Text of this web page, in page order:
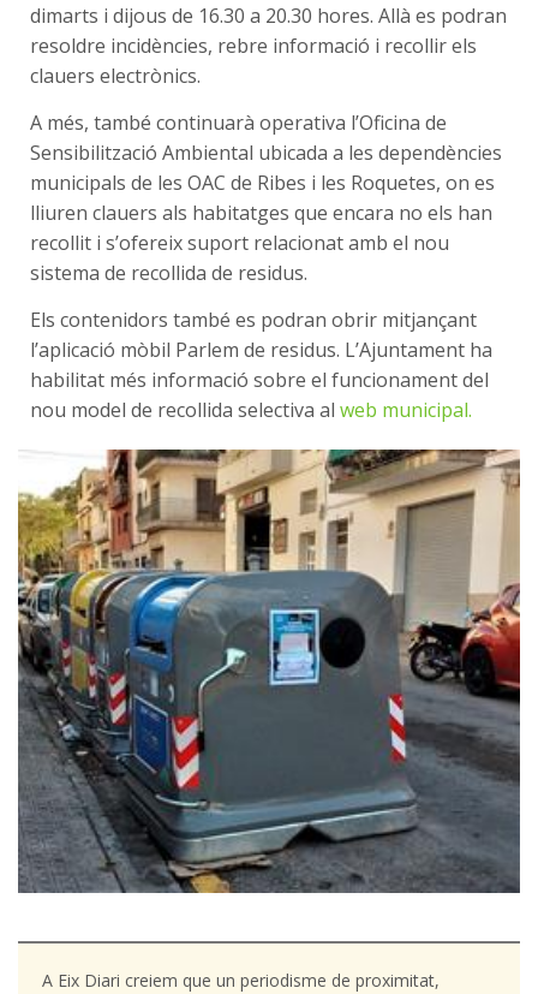
dimarts i dijous de 16.30 a 20.30 hores. Allà es podran
resoldre incidències, rebre informació i recollir els
clauers electrònics.
A més, també continuarà operativa l’Oficina de
Sensibilització Ambiental ubicada a les dependències
municipals de les OAC de Ribes i les Roquetes, on es
lliuren clauers als habitatges que encara no els han
recollit i s’ofereix suport relacionat amb el nou
sistema de recollida de residus.
Els contenidors també es podran obrir mitjançant
l’aplicació mòbil Parlem de residus. L’Ajuntament ha
habilitat més informació sobre el funcionament del
nou model de recollida selectiva al web municipal.
A Eix Diari creiem que un periodisme de proximitat,